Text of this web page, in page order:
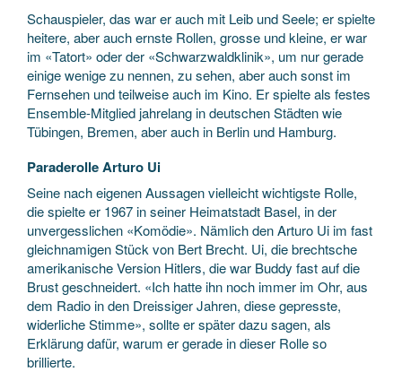
Schauspieler, das war er auch mit Leib und Seele; er spielte
heitere, aber auch ernste Rollen, grosse und kleine, er war
im «Tatort» oder der «Schwarzwaldklinik», um nur gerade
einige wenige zu nennen, zu sehen, aber auch sonst im
Fernsehen und teilweise auch im Kino. Er spielte als festes
Ensemble-Mitglied jahrelang in deutschen Städten wie
Tübingen, Bremen, aber auch in Berlin und Hamburg.
Paraderolle Arturo Ui
Seine nach eigenen Aussagen vielleicht wichtigste Rolle,
die spielte er 1967 in seiner Heimatstadt Basel, in der
unvergesslichen «Komödie». Nämlich den Arturo Ui im fast
gleichnamigen Stück von Bert Brecht. Ui, die brechtsche
amerikanische Version Hitlers, die war Buddy fast auf die
Brust geschneidert. «Ich hatte ihn noch immer im Ohr, aus
dem Radio in den Dreissiger Jahren, diese gepresste,
widerliche Stimme», sollte er später dazu sagen, als
Erklärung dafür, warum er gerade in dieser Rolle so
brillierte.